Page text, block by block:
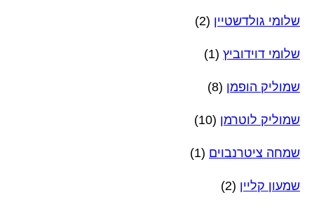
שלומי גולדשטיין (2)
שלומי דוידוביץ (1)
שמוליק הופמן (8)
שמוליק לוטרמן (10)
שמחה ציטרנבוים (1)
שמעון קליין (2)